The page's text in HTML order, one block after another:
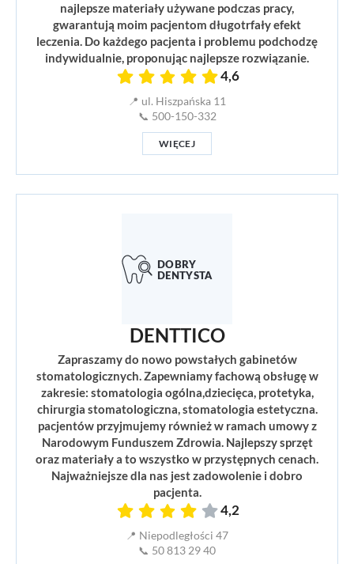
najlepsze materiały używane podczas pracy,
gwarantują moim pacjentom długotrfały efekt
leczenia. Do każdego pacjenta i problemu podchodzę
indywidualnie, proponując najlepsze rozwiązanie.
4,6
📍 ul. Hiszpańska 11
📞 500-150-332
WIĘCEJ
DENTTICO
Zapraszamy do nowo powstałych gabinetów
stomatologicznych. Zapewniamy fachową obsługę w
zakresie: stomatologia ogólna,dziecięca, protetyka,
chirurgia stomatologiczna, stomatologia estetyczna.
pacjentów przyjmujemy również w ramach umowy z
Narodowym Funduszem Zdrowia. Najlepszy sprzęt
oraz materiały a to wszystko w przystępnych cenach.
Najważniejsze dla nas jest zadowolenie i dobro
pacjenta.
4,2
📍 Niepodległości 47
📞 50 813 29 40